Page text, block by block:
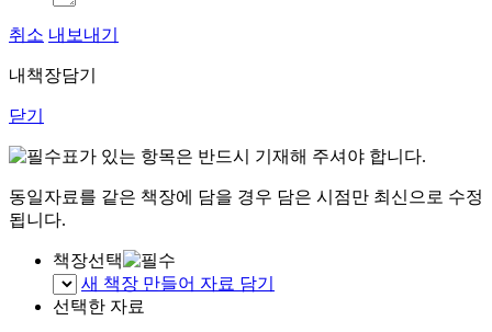
취소 내보내기
내책장담기
닫기
표가 있는 항목은 반드시 기재해 주셔야 합니다.
동일자료를 같은 책장에 담을 경우 담은 시점만 최신으로 수정
됩니다.
책장선택
새 책장 만들어 자료 담기
선택한 자료